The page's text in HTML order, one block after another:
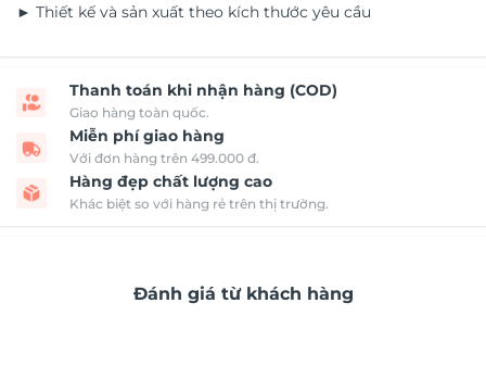
► Thiết kế và sản xuất theo kích thước yêu cầu
Thanh toán khi nhận hàng (COD)
Giao hàng toàn quốc.
Miễn phí giao hàng
Với đơn hàng trên 499.000 đ.
Hàng đẹp chất lượng cao
Khác biệt so với hàng rẻ trên thị trường.
Đánh giá từ khách hàng